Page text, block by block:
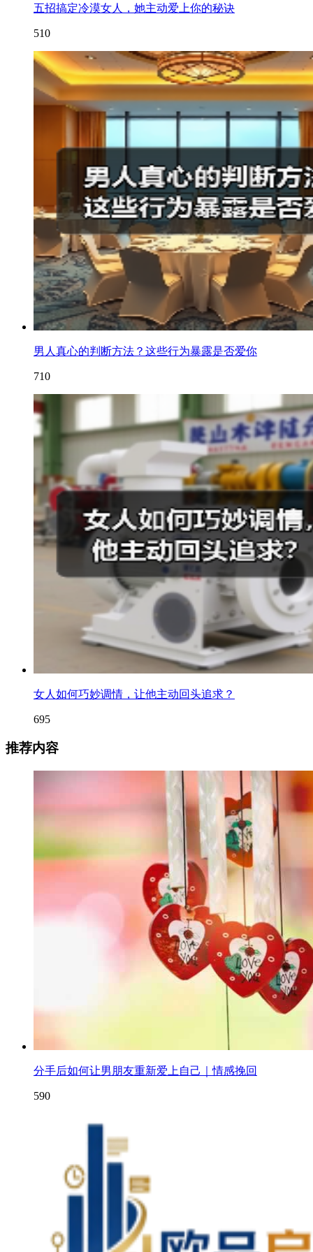
五招搞定冷漠女人，她主动爱上你的秘诀
510
男人真心的判断方法？这些行为暴露是否爱你
710
女人如何巧妙调情，让他主动回头追求？
695
推荐内容
分手后如何让男朋友重新爱上自己｜情感挽回
590